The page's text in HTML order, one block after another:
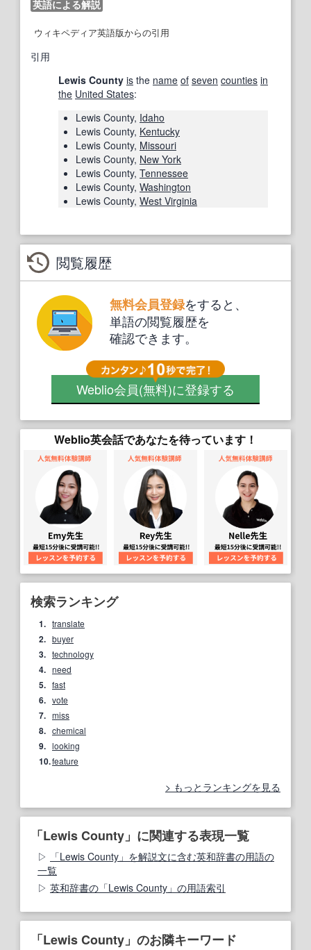
英語による解説
ウィキペディア英語版からの引用
引用
Lewis County is the name of seven counties in
the United States:
Lewis County, Idaho
Lewis County, Kentucky
Lewis County, Missouri
Lewis County, New York
Lewis County, Tennessee
Lewis County, Washington
Lewis County, West Virginia
閲覧履歴
無料会員登録をすると、
単語の閲覧履歴を
確認できます。
Weblio会員(無料)に登録する
Weblio英会話であなたを待っています！
検索ランキング
1. translate
2. buyer
3. technology
4. need
5. fast
6. vote
7. miss
8. chemical
9. looking
10.feature
もっとランキングを見る
「Lewis County」に関連する表現一覧
「Lewis County」を解説文に含む英和辞書の用語の
一覧
英和辞書の「Lewis County」の用語索引
「Lewis County」のお隣キーワード